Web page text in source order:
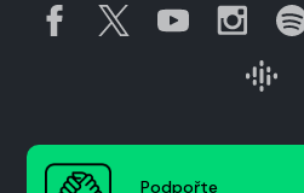
Podpořte